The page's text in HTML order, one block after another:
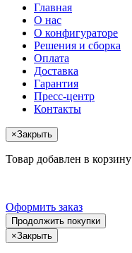
Главная
О нас
О конфигураторе
Решения и сборка
Оплата
Доставка
Гарантия
Пресс-центр
Контакты
×Закрыть
Товар добавлен в корзину
Оформить заказ
Продолжить покупки
×Закрыть